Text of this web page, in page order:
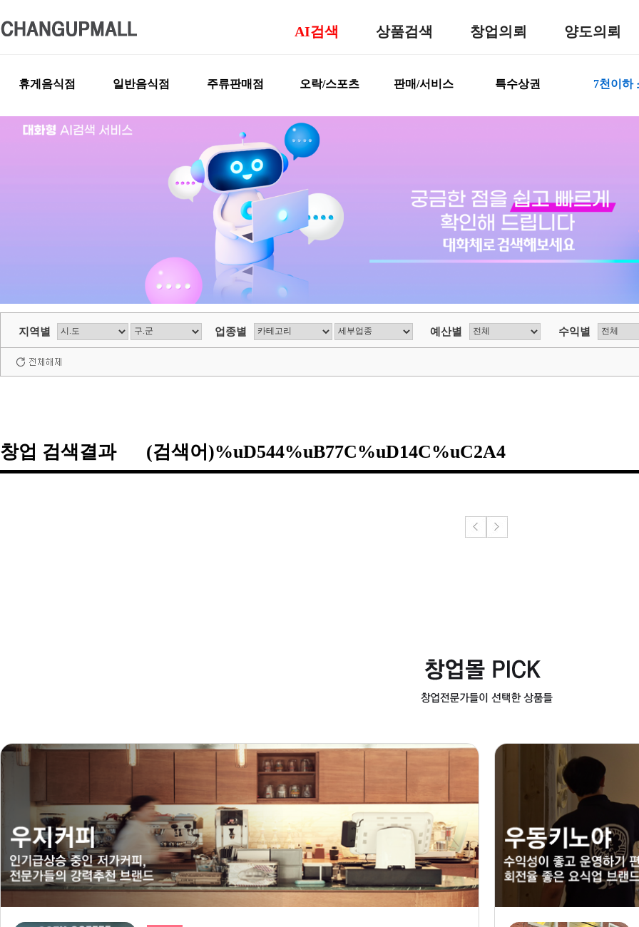
AI검색 상품검색 창업의뢰 양도의뢰
휴게음식점 일반음식점 주류판매점 오락/스포츠 판매/서비스 특수상권 7천이하
지역별 업종별 예산별 수익별
창업 검색결과 (검색어)%uD544%uB77C%uD14C%uC2A4